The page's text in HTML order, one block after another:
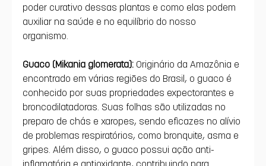
poder curativo dessas plantas e como elas podem
auxiliar na saúde e no equilíbrio do nosso
organismo.
Guaco (Mikania glomerata): Originário da Amazônia e
encontrado em várias regiões do Brasil, o guaco é
conhecido por suas propriedades expectorantes e
broncodilatadoras. Suas folhas são utilizadas no
preparo de chás e xaropes, sendo eficazes no alívio
de problemas respiratórios, como bronquite, asma e
gripes. Além disso, o guaco possui ação anti-
inflamatória e antioxidante, contribuindo para